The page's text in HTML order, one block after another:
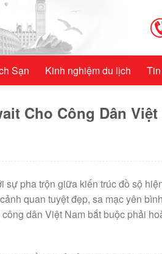
Sạn Kinh nghiệm du lịch
Cho Công Dân Việt
sự pha trộn giữa kiến trúc đồ sộ
quan tuyệt đẹp, sa mạc yên
dân Việt Nam bắt buộc phải